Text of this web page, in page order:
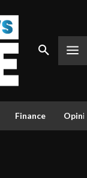
Finance